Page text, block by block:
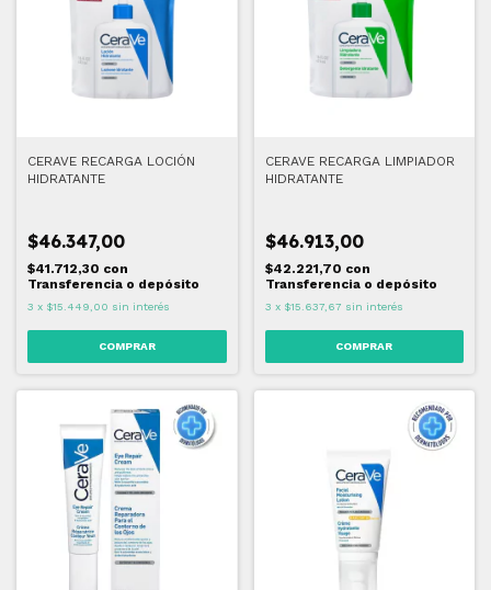
CERAVE RECARGA LOCIÓN
HIDRATANTE
$46.347,00
$41.712,30 con
Transferencia o depósito
3 x $15.449,00 sin interés
CERAVE RECARGA LIMPIADOR
HIDRATANTE
$46.913,00
$42.221,70 con
Transferencia o depósito
3 x $15.637,67 sin interés